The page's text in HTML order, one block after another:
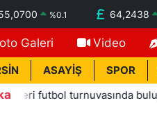
%0.1 64,2438
Galeri Video
ASAYİŞ SPOR
turnuvasında buluştu